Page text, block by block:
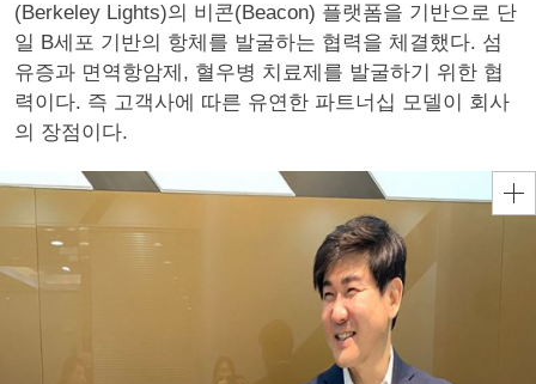
(Berkeley Lights)의 비콘(Beacon) 플랫폼을 기반으로 단
일 B세포 기반의 항체를 발굴하는 협력을 체결했다. 섬
유증과 면역항암제, 혈우병 치료제를 발굴하기 위한 협
력이다. 즉 고객사에 따른 유연한 파트너십 모델이 회사
의 장점이다.